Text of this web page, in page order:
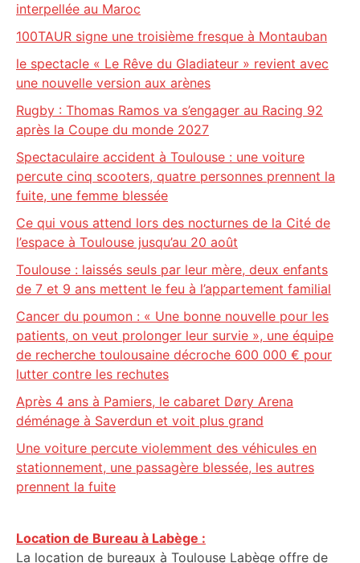
interpellée au Maroc
100TAUR signe une troisième fresque à Montauban
le spectacle « Le Rêve du Gladiateur » revient avec
une nouvelle version aux arènes
Rugby : Thomas Ramos va s’engager au Racing 92
après la Coupe du monde 2027
Spectaculaire accident à Toulouse : une voiture
percute cinq scooters, quatre personnes prennent la
fuite, une femme blessée
Ce qui vous attend lors des nocturnes de la Cité de
l’espace à Toulouse jusqu’au 20 août
Toulouse : laissés seuls par leur mère, deux enfants
de 7 et 9 ans mettent le feu à l’appartement familial
Cancer du poumon : « Une bonne nouvelle pour les
patients, on veut prolonger leur survie », une équipe
de recherche toulousaine décroche 600 000 € pour
lutter contre les rechutes
Après 4 ans à Pamiers, le cabaret Døry Arena
déménage à Saverdun et voit plus grand
Une voiture percute violemment des véhicules en
stationnement, une passagère blessée, les autres
prennent la fuite
Location de Bureau à Labège :
La location de bureaux à Toulouse Labège offre de